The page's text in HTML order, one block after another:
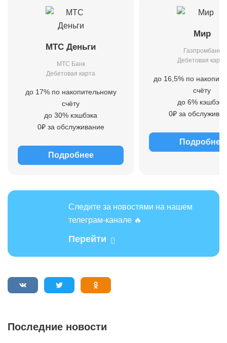
МТС Деньги
МТС Банк
Дебетовая карта
до 17% по накопительному
счёту
до 30% кэшбэка
0₽ за обслуживание
Подробнее
Мир
Газпромбанк
Дебетовая карта
до 16,5% по
счёту
до 6% кэшбэка
0₽ за
Подробнее
Следите за новостями на нашем
телеграм-канале 🔥
Перейти
Последние новости